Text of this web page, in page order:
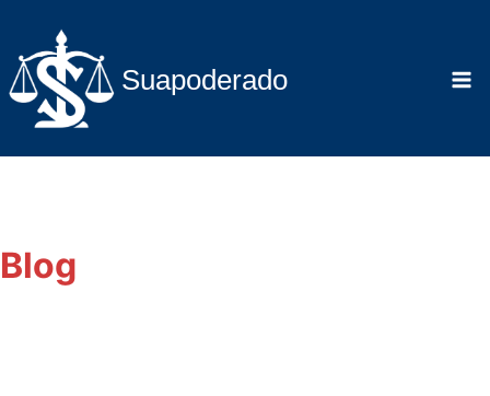
contenido
Suapoderado
Blog